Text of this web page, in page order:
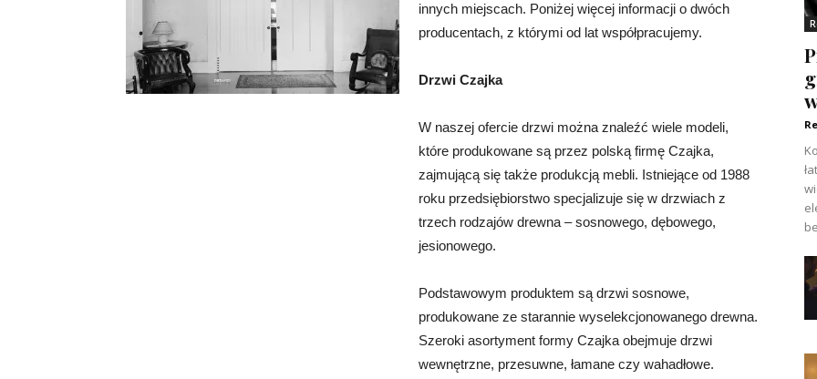
innych miejscach. Poniżej więcej informacji o dwóch
producentach, z którymi od lat współpracujemy.
Drzwi Czajka
W naszej ofercie drzwi można znaleźć wiele modeli,
które produkowane są przez polską firmę Czajka,
zajmującą się także produkcją mebli. Istniejące od 1988
roku przedsiębiorstwo specjalizuje się w drzwiach z
trzech rodzajów drewna – sosnowego, dębowego,
jesionowego.
Podstawowym produktem są drzwi sosnowe,
produkowane ze starannie wyselekcjonowanego drewna.
Szeroki asortyment formy Czajka obejmuje drzwi
wewnętrzne, przesuwne, łamane czy wahadłowe.